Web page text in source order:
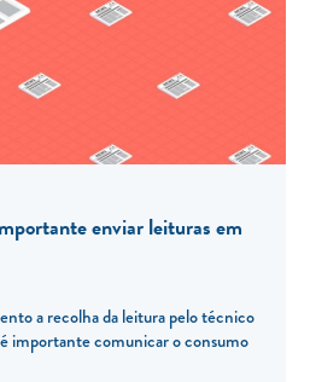
enviar leituras em
a recolha da leitura pelo técnico
importante comunicar o consumo